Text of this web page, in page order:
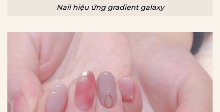
Nail hiệu ứng gradient galaxy